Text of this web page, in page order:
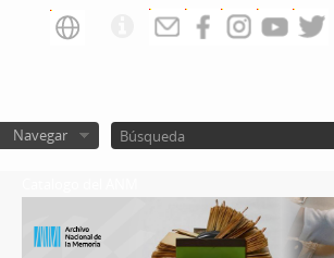
Navegar